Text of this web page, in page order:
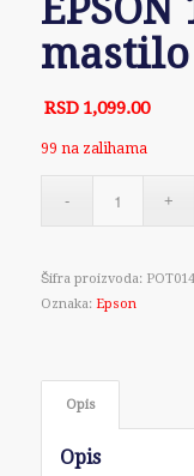
mastilo
RSD 1,099.00
99 na zalihama
Šifra proizvoda:
Oznaka: Epson
Opis
Opis